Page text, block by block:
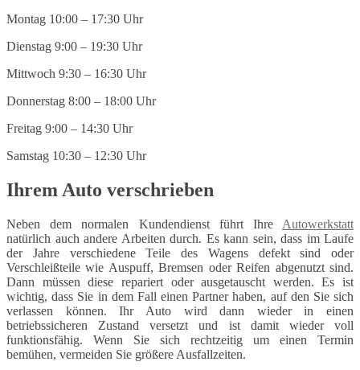
Montag 10:00 – 17:30 Uhr
Dienstag 9:00 – 19:30 Uhr
Mittwoch 9:30 – 16:30 Uhr
Donnerstag 8:00 – 18:00 Uhr
Freitag 9:00 – 14:30 Uhr
Samstag 10:30 – 12:30 Uhr
Ihrem Auto verschrieben
Neben dem normalen Kundendienst führt Ihre Autowerkstatt
natürlich auch andere Arbeiten durch. Es kann sein, dass im Laufe
der Jahre verschiedene Teile des Wagens defekt sind oder
Verschleißteile wie Auspuff, Bremsen oder Reifen abgenutzt sind.
Dann müssen diese repariert oder ausgetauscht werden. Es ist
wichtig, dass Sie in dem Fall einen Partner haben, auf den Sie sich
verlassen können. Ihr Auto wird dann wieder in einen
betriebssicheren Zustand versetzt und ist damit wieder voll
funktionsfähig. Wenn Sie sich rechtzeitig um einen Termin
bemühen, vermeiden Sie größere Ausfallzeiten.